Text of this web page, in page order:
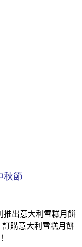
秋節
推出意大利雪糕月餅
購意大利雪糕月餅